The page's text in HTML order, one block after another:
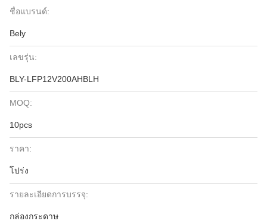
ชื่อแบรนด์:
Bely
เลขรุ่น:
BLY-LFP12V200AHBLH
MOQ:
10pcs
ราคา:
โปร่ง
รายละเอียดการบรรจุ:
กล่องกระดาษ